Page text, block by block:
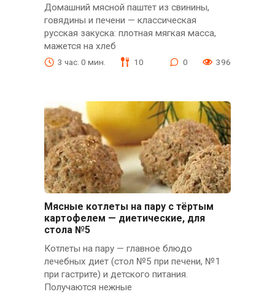
Домашний мясной паштет из свинины,
говядины и печени — классическая
русская закуска: плотная мягкая масса,
мажется на хлеб
3 час. 0 мин. 10 0 396
Мясные котлеты на пару с тёртым
картофелем — диетические, для
стола №5
Котлеты на пару — главное блюдо
лечебных диет (стол №5 при печени, №1
при гастрите) и детского питания.
Получаются нежные